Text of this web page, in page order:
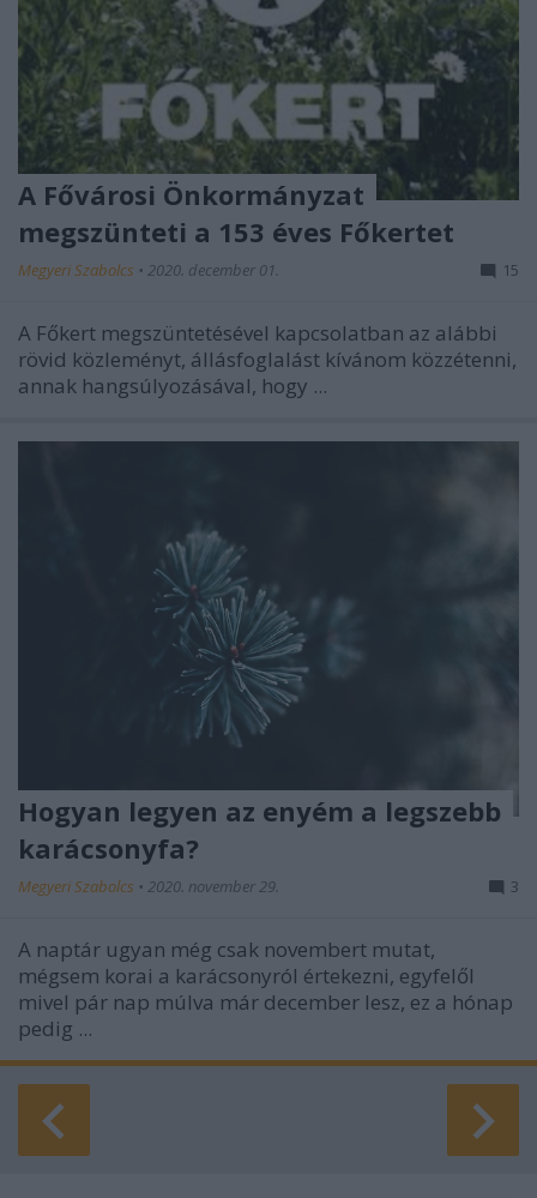
A Fővárosi Önkormányzat
megszünteti a 153 éves Főkertet
Megyeri Szabolcs • 2020. december 01. 15
A Főkert megszüntetésével kapcsolatban az alábbi
rövid közleményt, állásfoglalást kívánom közzétenni,
annak hangsúlyozásával, hogy ...
Hogyan legyen az enyém a legszebb
karácsonyfa?
Megyeri Szabolcs • 2020. november 29. 3
A naptár ugyan még csak novembert mutat,
mégsem korai a karácsonyról értekezni, egyfelől
mivel pár nap múlva már december lesz, ez a hónap
pedig ...